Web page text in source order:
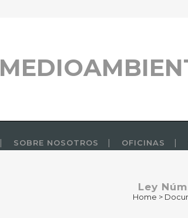
SOBRE NOSOTROS OFICINAS
Ley
Home >